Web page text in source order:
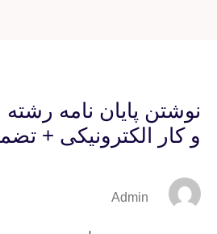
نوشتن پایان نامه
و کار الکترونیکی +
Admin